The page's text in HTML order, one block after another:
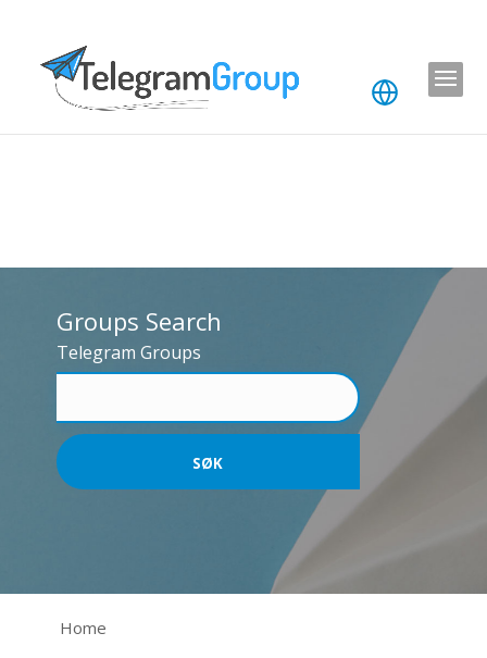
Groups Search
Telegram Groups
Home